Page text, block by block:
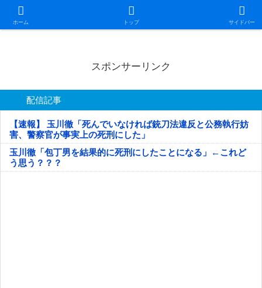
ホーム トップ サイドバー
日本第一！ニュース録
スポンサーリンク
配信記事
【速報】 玉川徹「死んでいなければ銃刀法違反と公務執行妨
害、警察官が事実上の死刑にした」
玉川徹「包丁男を結果的に死刑にしたことになる」←これど
う思う？？？